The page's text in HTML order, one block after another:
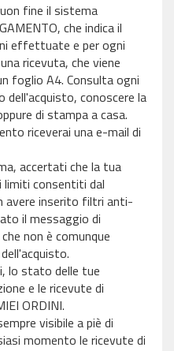
fine il sistema
che indica il
effettuate e per ogni
ricevuta, che viene
foglio A4. Consulta ogni
dell'acquisto, conoscere la
di stampa a casa.
riceverai una e-mail di
accertati che la tua
limiti consentiti dal
avere inserito filtri anti-
il messaggio di
non è comunque
lo stato delle tue
e le ricevute di
ORDINI.
visibile a piè di
momento le ricevute di